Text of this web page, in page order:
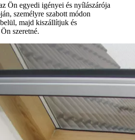
Ön egyedi igényei és nyílászárója
személyre szabott módon
majd kiszállítjuk és
szeretné.